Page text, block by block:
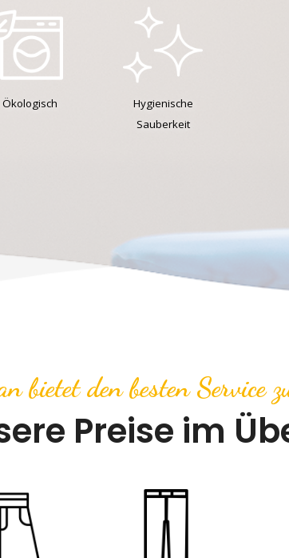
Hygienische
Sauberkeit
bietet den besten Service
Preise im